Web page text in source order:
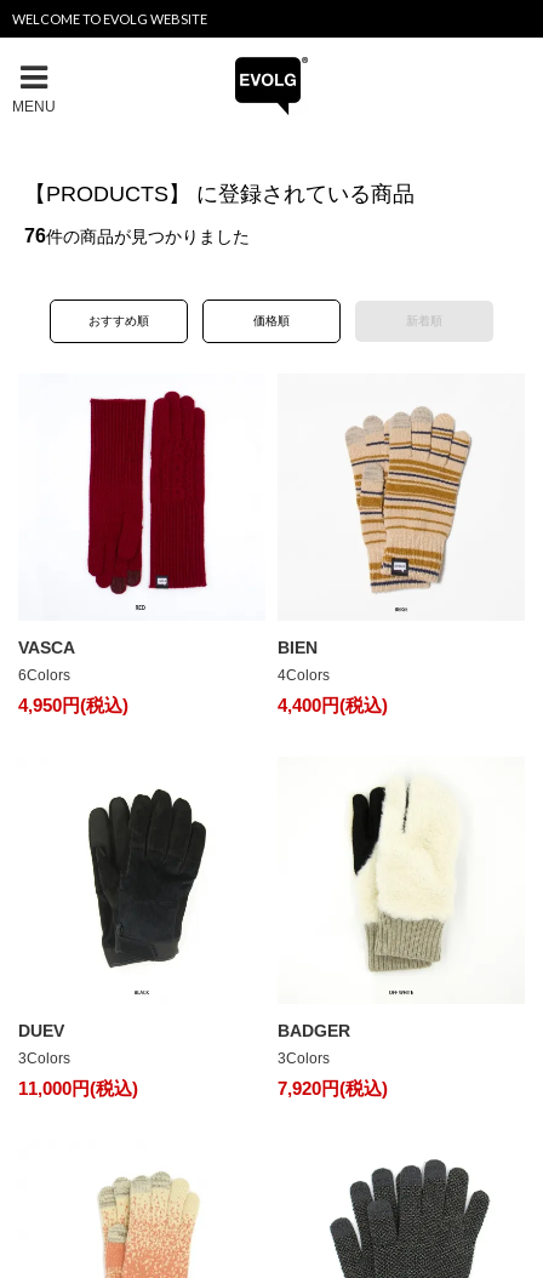
WELCOME TO EVOLG WEBSITE
MENU
【PRODUCTS】 に登録されている商品
76件の商品が見つかりました
おすすめ順 価格順 新着順
VASCA
6Colors
4,950円(税込)
BIEN
4Colors
4,400円(税込)
DUEV
3Colors
11,000円(税込)
BADGER
3Colors
7,920円(税込)